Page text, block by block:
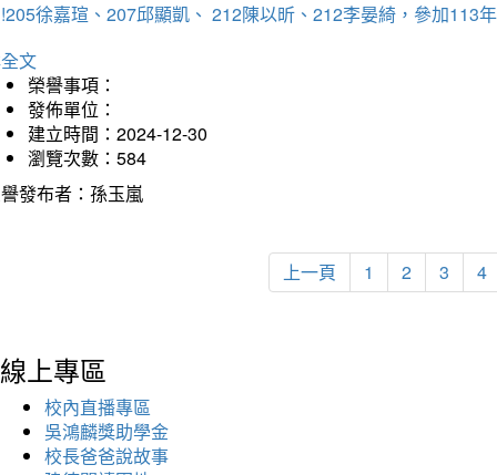
徐嘉瑄、207邱顯凱、 212陳以昕、212李晏綺，參加113
文
榮譽事項：
發佈單位：
建立時間：2024-12-30
瀏覽次數：584
發布者：孫玉嵐
上一頁 1 2 3 4
線上專區
校內直播專區
吳鴻麟獎助學金
校長爸爸說故事